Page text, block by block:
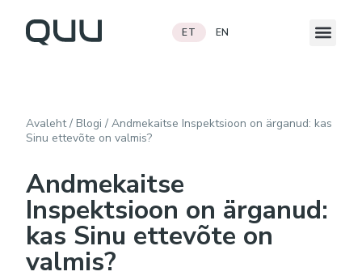
ET EN
Avaleht/ Blogi / Andmekaitse Inspektsioon on ärganud: kas
Sinu ettevõte on valmis?
Andmekaitse
Inspektsioon on ärganud:
kas Sinu ettevõte on
valmis?